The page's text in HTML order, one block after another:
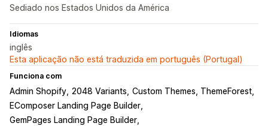
Sediado nos Estados Unidos da América
Idiomas
inglês
Esta aplicação não está traduzida em português (Portugal)
Funciona com
Admin Shopify 2048 Variants Custom Themes, ThemeForest
EComposer Landing Page Builder
GemPages Landing Page Builder